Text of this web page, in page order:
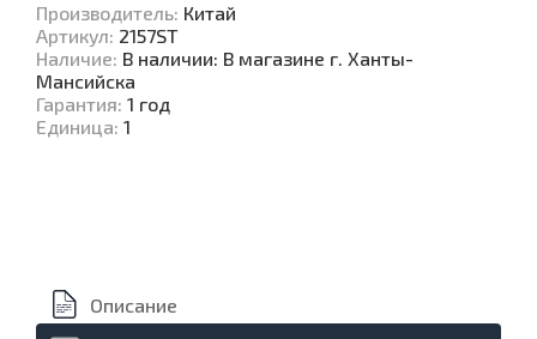
Производитель: Китай
Артикул: 2157ST
Наличие: В наличии: В магазине г. Ханты-
Мансийска
Гарантия: 1 год
Единица: 1
Описание